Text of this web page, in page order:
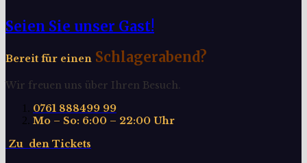
Seien Sie unser Gast!
Bereit für einen Schlagerabend?
Wir freuen uns über Ihren Besuch.
0761 888499 99
Mo – So: 6:00 – 22:00 Uhr
Zu den Tickets